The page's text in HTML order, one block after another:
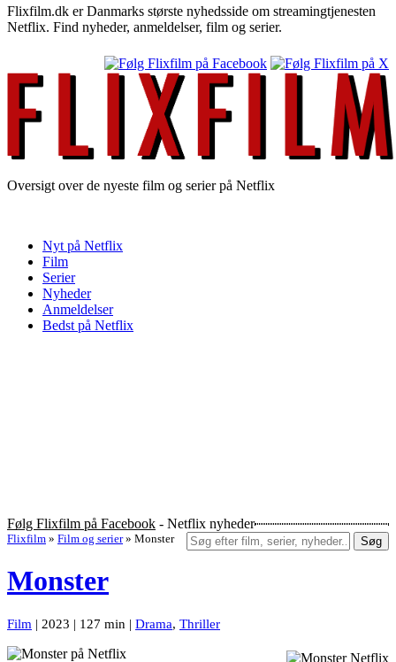
Flixfilm.dk er Danmarks største nyhedsside om streamingtjenesten
Netflix. Find nyheder, anmeldelser, film og serier.
Oversigt over de nyeste film og serier på Netflix
Nyt på Netflix
Film
Serier
Nyheder
Anmeldelser
Bedst på Netflix
Følg Flixfilm på Facebook - Netflix nyheder
Søg
Flixfilm » Film og serier » Monster
Monster
Film | 2023 | 127 min | Drama, Thriller